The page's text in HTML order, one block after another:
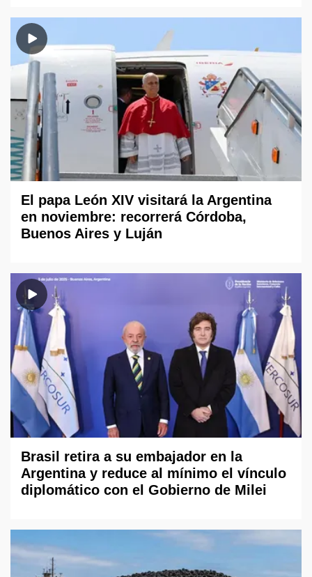
El papa León XIV visitará la Argentina
en noviembre: recorrerá Córdoba,
Buenos Aires y Luján
Brasil retira a su embajador en la
Argentina y reduce al mínimo el vínculo
diplomático con el Gobierno de Milei